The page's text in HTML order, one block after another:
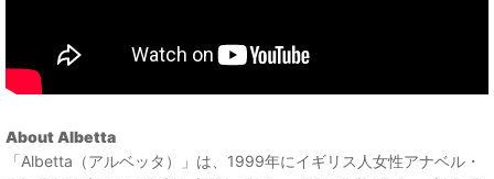
About Albetta
「Albetta（アルベッタ）」は、1999年にイギリス人女性アナベル・